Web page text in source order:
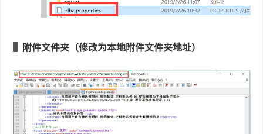
附件文件夹（修改为本地附件文件夹地址）